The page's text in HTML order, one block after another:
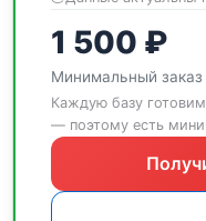
1 500 ₽
Минимальный заказ
Каждую базу
— поэтому есть